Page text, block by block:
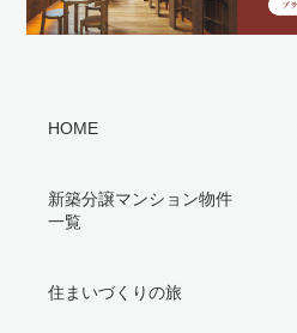
HOME
新築分譲マンション物件
一覧
住まいづくりの旅